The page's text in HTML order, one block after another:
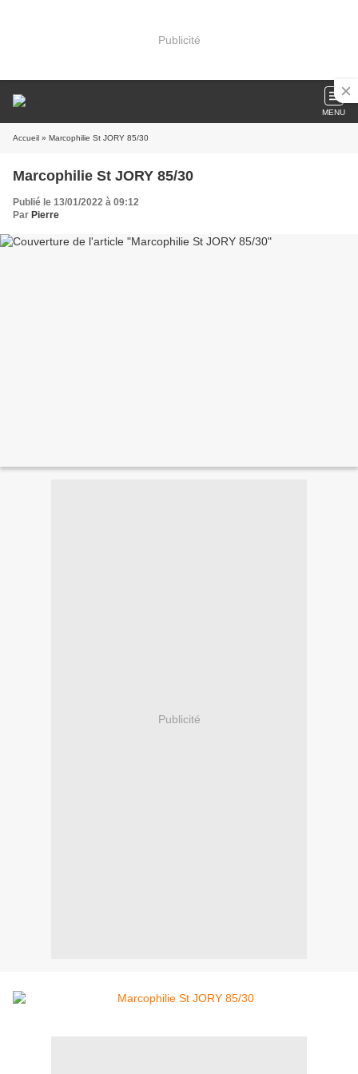
Publicité
MENU
Accueil » Marcophilie St JORY 85/30
Marcophilie St JORY 85/30
Publié le 13/01/2022 à 09:12
Par Pierre
Publicité